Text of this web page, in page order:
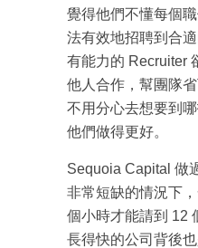
覺得他們不懂每個
法有效地招聘到合
有能力的 Recruiter
他人合作，幫團隊
不用分心去想要到
他們做得更好。
Sequoia Capital 做
非常短缺的情況下
個小時才能請到 12
長得快的公司背後